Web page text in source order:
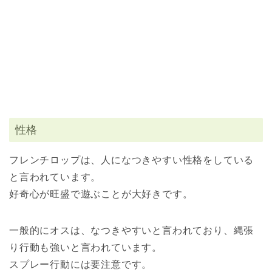
性格
フレンチロップは、人になつきやすい性格をしている
と言われています。
好奇心が旺盛で遊ぶことが大好きです。
一般的にオスは、なつきやすいと言われており、縄張
り行動も強いと言われています。
スプレー行動には要注意です。